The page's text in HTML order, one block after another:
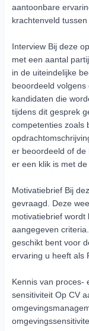
aantoonbare
krachtenveld
Interview Bij deze
met een aantal
in de uiteindelijke
beoordeeld
kandidaten die
tijdens dit gesprek
competenties zoals
er beoordeeld of de
er een klik is met
Motivatiebrief Bij
gevraagd. Deze
motivatiebrief
aangegeven
geschikt bent voor
ervaring u heeft als
Kennis van proces-
sensitiviteit Op CV